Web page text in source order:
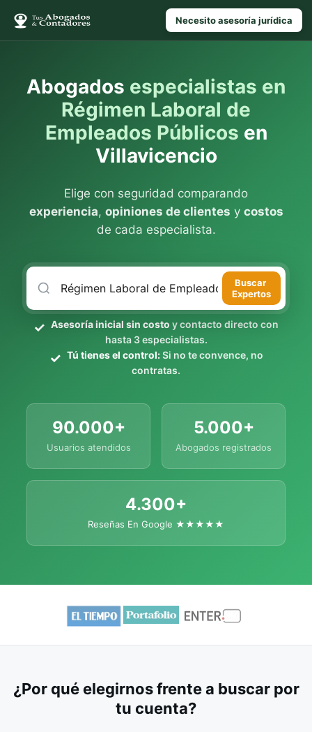
Necesito asesoría jurídica
Abogados especialistas en
Régimen Laboral de
Empleados Públicos en
Villavicencio
Elige con seguridad comparando
experiencia, opiniones de clientes y costos
de cada especialista.
Buscar
Expertos
Asesoría inicial sin costo y contacto directo con
hasta 3 especialistas.
Tú tienes el control:Si no te convence, no
contratas.
90.000+
Usuarios atendidos
5.000+
Abogados registrados
4.300+
Reseñas En Google ★★★★★
¿Por qué elegirnos frente a buscar por
tu cuenta?